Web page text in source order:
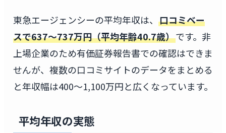
東急エージェンシーの平均年収は、 口コミベー
スで637〜737万円（平均年齢40.7歳）です。非
上場企業のため有価証券報告書での確認はできま
せんが、複数の口コミサイトのデータをまとめる
と年収幅は400〜1,100万円と広くなっています。
平均年収の実態